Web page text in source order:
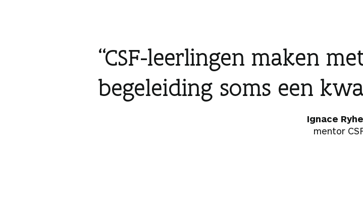
CSF-leerlingen maken
begeleiding soms een
Ignace
mentor